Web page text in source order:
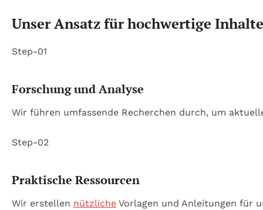
Unser Ansatz für hochwertige Inhalte
Step-01
Forschung und Analyse
Wir führen umfassende Recherchen durch, um
Step-02
Praktische Ressourcen
Wir erstellen nützliche Vorlagen und Anleitungen für